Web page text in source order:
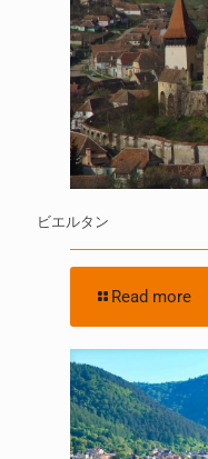
ビエルタン
Read more